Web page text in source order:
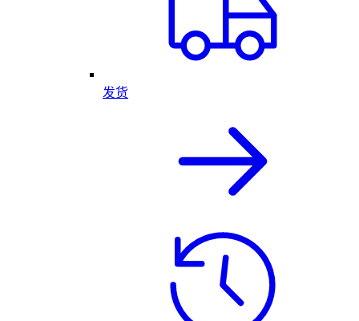
发货